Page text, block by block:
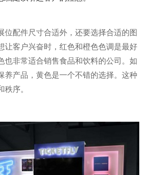
配件尺寸合适外，还要选择合适的图
让客户兴奋时，红色和橙色色调是最好
也非常适合销售食品和饮料的公司。如
养产品，黄色是一个不错的选择。这种
秩序。